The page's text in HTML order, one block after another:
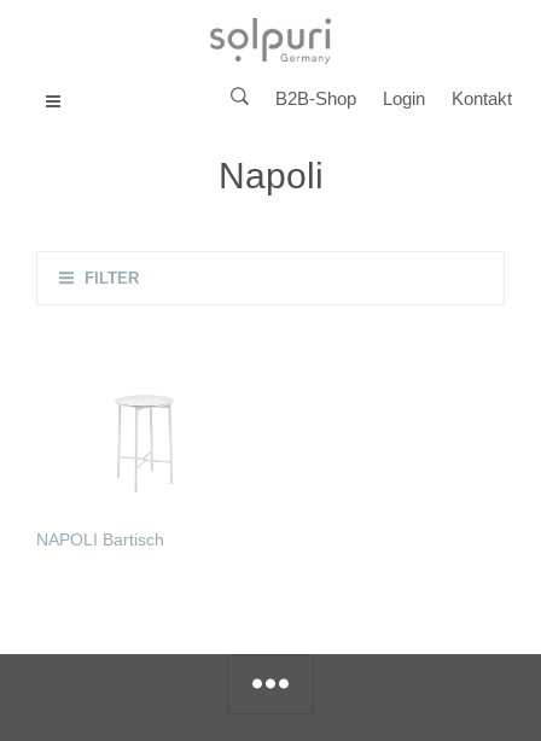
MENU B2B-Shop Login Kontakt
Napoli
FILTER
NAPOLI Bartisch